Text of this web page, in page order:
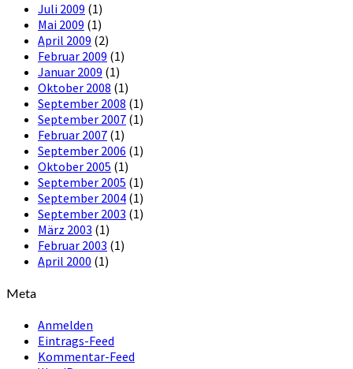
Juli 2009 (1)
Mai 2009 (1)
April 2009 (2)
Februar 2009 (1)
Januar 2009 (1)
Oktober 2008 (1)
September 2008 (1)
September 2007 (1)
Februar 2007 (1)
September 2006 (1)
Oktober 2005 (1)
September 2005 (1)
September 2004 (1)
September 2003 (1)
März 2003 (1)
Februar 2003 (1)
April 2000 (1)
Meta
Anmelden
Eintrags-Feed
Kommentar-Feed